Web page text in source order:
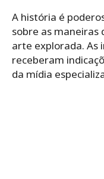
A história é
sobre as maneiras
arte explorada. As
receberam
da mídia